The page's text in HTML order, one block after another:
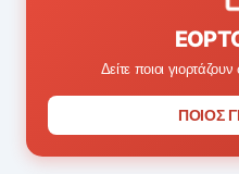
Δείτε ποιοι
ΠΟΙΟΣ